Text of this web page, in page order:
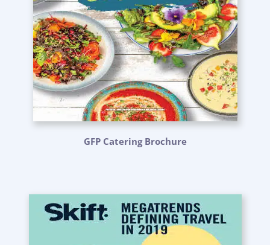
GFP Catering Brochure